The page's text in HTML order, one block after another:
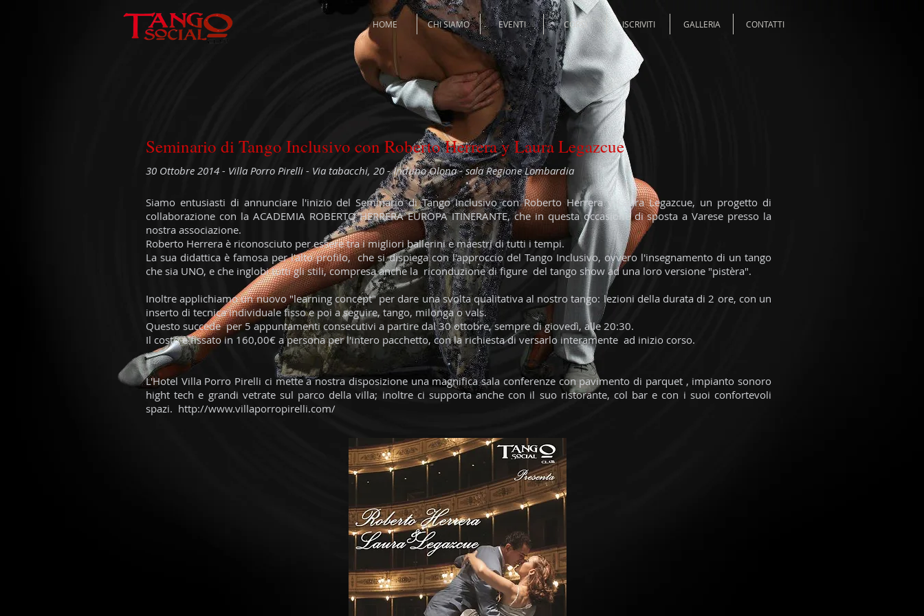
HOME CHI SIAMO EVENTI CORSI ISCRIVITI GALLERIA CONTATTI
Seminario di Tango Inclusivo con Roberto Herrera y Laura Legazcue
30 Ottobre 2014 - Villa Porro Pirelli - Via tabacchi, 20 - Induno Olona - sala Regione Lombardia
Siamo entusiasti di annunciare l'inizio del Seminario di Tango Inclusivo con Roberto Herrera y Laura Legazcue, un progetto di
collaborazione con la ACADEMIA ROBERTO HERRERA EUROPA ITINERANTE, che in questa occasione di sposta a Varese presso la
nostra associazione.
Roberto Herrera è riconosciuto per essere tra i migliori ballerini e maestri di tutti i tempi.
La sua didattica è famosa per l'alto profilo, che si dispiega con l'approccio del Tango Inclusivo, ovvero l'insegnamento di un tango
che sia UNO, e che inglobi tutti gli stili, compresa anche la riconduzione di figure del tango show ad una loro versione "pistèra".
Inoltre applichiamo un nuovo "learning concept" per dare una svolta qualitativa al nostro tango: lezioni della durata di 2 ore, con un
inserto di tecnica individuale fisso e poi a seguire, tango, milonga o vals.
Questo succede per 5 appuntamenti consecutivi a partire dal 30 ottobre, sempre di giovedì, alle 20:30.
Il costo è fissato in 160,00€ a persona per l'intero pacchetto, con la richiesta di versarlo interamente ad inizio corso.
L'Hotel Villa Porro Pirelli ci mette a nostra disposizione una magnifica sala conferenze con pavimento di parquet , impianto sonoro
hight tech e grandi vetrate sul parco della villa; inoltre ci supporta anche con il suo ristorante, col bar e con i suoi confortevoli
spazi. http://www.villaporropirelli.com/